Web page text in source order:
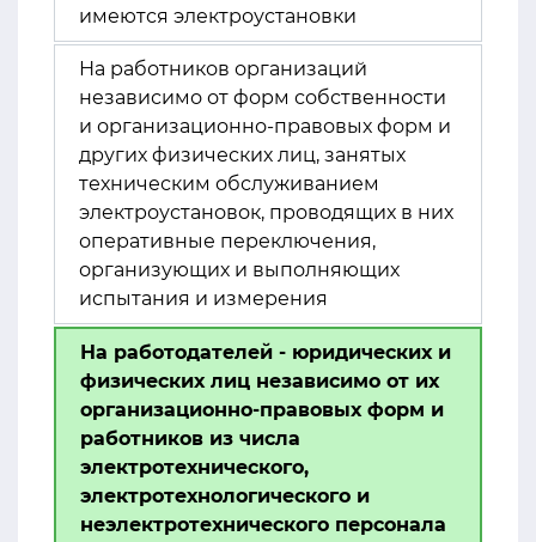
имеются электроустановки
На работников организаций
независимо от форм собственности
и организационно-правовых форм и
других физических лиц, занятых
техническим обслуживанием
электроустановок, проводящих в них
оперативные переключения,
организующих и выполняющих
испытания и измерения
На работодателей - юридических и
физических лиц независимо от их
организационно-правовых форм и
работников из числа
электротехнического,
электротехнологического и
неэлектротехнического персонала